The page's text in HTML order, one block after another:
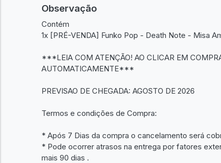
Observação
Contém
1x [PRÉ-VENDA] Funko Pop - Death Note - Misa
***LEIA COM ATENÇÃO! AO CLICAR EM
AUTOMATICAMENTE***
PREVISAO DE CHEGADA: AGOSTO DE 2026
Termos e condições de Compra:
* Após 7 Dias da compra o cancelamento será
* Pode ocorrer atrasos na entrega por fatores
mais 90 dias .